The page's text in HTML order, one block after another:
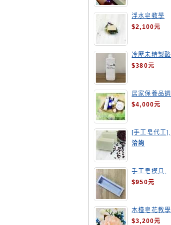
浮水皂教學
$2,100元
冷壓未精製酪
梨油
$380元
居家保養品調
配班
$4,000元
[手工皂代工],
酒粕皂
洽詢
手工皂模具,
長方形吐司模
$950元
木槿皂花教學
$3,200元